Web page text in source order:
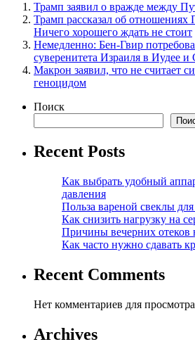
Трамп заявил о вражде между
Трамп рассказал об отношениях
Ничего хорошего ждать не стоит
Немедленно: Бен-Гвир
суверенитета Израиля в Иудее и
Макрон заявил, что не считает
геноцидом
Поиск
Recent Posts
Как выбрать удобный
давления
Польза вареной свеклы
Как снизить нагрузку на
Причины вечерних
Как часто нужно сдавать
Recent Comments
Нет комментариев для
Archives